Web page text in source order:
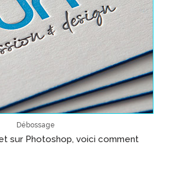
Débossage
sur Photoshop, voici comment